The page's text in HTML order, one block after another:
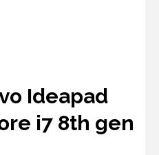
Ideapad
i7 8th gen